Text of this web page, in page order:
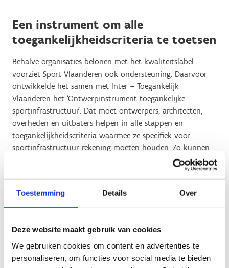
Toestemming Details Over
Deze website maakt gebruik van cookies
We gebruiken cookies om content en advertenties te
personaliseren, om functies voor social media te bieden
Een instrument om alle
toegankelijkheidscriteria te toetsen
Behalve organisaties belonen met het kwaliteitslabel
voorziet Sport Vlaanderen ook ondersteuning. Daarvoor
ontwikkelde het samen met Inter – Toegankelijk
Vlaanderen het ‘Ontwerpinstrument toegankelijke
sportinfrastructuur’. Dat moet ontwerpers, architecten,
overheden en uitbaters helpen in alle stappen en
toegankelijkheidscriteria waarmee ze specifiek voor
sportinfrastructuur rekening moeten houden. Zo kunnen
sportinfrastructuren het kwaliteitslabel krijgen.
Een toegankelijke sportinfrastructuur speelt in op de
behoeften van iedereen en zorgt voor gebruikscomfort
voor elke sporter, supporter en werknemer van de
(tijdelijke) beperking, maar ook over ouders met kinderen,
ouderen of bijvoorbeeld sporters met een grote sporttas.
Deze sporters en supporters speelden een grote rol in de